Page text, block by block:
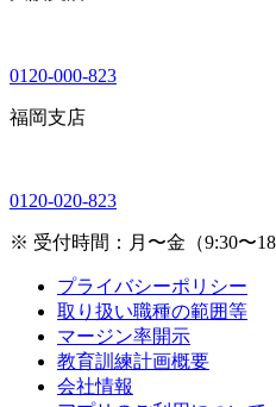
0120-000-823
福岡支店
0120-020-823
※ 受付時間：月〜金（9:30〜
プライバシーポリシー
取り扱い職種の範囲等
マージン率開示
教育訓練計画概要
会社情報